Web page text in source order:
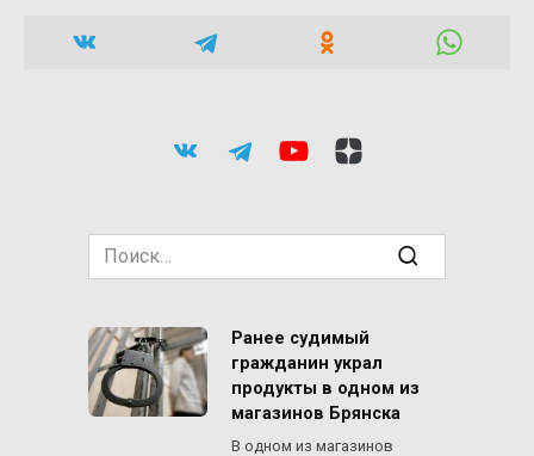
Search
for:
Ранее судимый
гражданин украл
продукты в одном из
магазинов Брянска
В одном из магазинов